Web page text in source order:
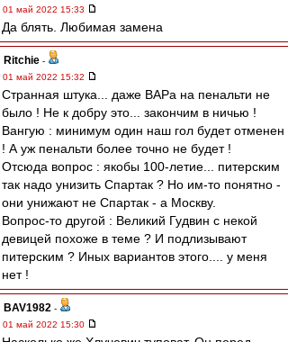
01 май 2022 15:33
Да блять. Любимая замена
Ritchie -
01 май 2022 15:32
Странная штука... даже ВАРа на пенальти не
было ! Не к добру это... закончим в ничью !
Вангую : минимум один наш гол будет отменен
! А уж пенальти более точно не будет !
Отсюда вопрос : якобы 100-летие... питерским
так надо унизить Спартак ? Но им-то понятно -
они унижают не Спартак - а Москву.
Вопрос-то другой : Великий Гудвин с некой
девицей похоже в теме ? И подлизывают
питерским ? Иных вариантов этого.... у меня
нет !
BAV1982 -
01 май 2022 15:30